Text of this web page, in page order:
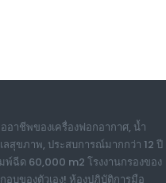
อาชีพของเครื่องฟอกอากาศ, น้ำ